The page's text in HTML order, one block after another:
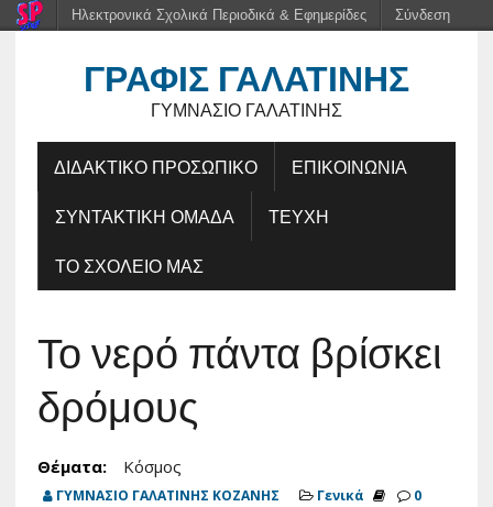
ΓΡΑΦΊΣ ΓΑΛΑΤΙΝΉΣ
ΓΥΜΝΆΣΙΟ ΓΑΛΑΤΙΝΉΣ
ΔΙΔΑΚΤΙΚΟ ΠΡΟΣΩΠΙΚΟ
ΕΠΙΚΟΙΝΩΝΙΑ
ΣΥΝΤΑΚΤΙΚΗ ΟΜΑΔΑ
ΤΕΥΧΗ
ΤΟ ΣΧΟΛΕΙΟ ΜΑΣ
Το νερό πάντα βρίσκει
δρόμους
Θέματα: Κόσμος
ΓΥΜΝΑΣΙΟ ΓΑΛΑΤΙΝΗΣ ΚΟΖΑΝΗΣ Γενικά 0
Ηλεκτρονικά Σχολικά Περιοδικά & Εφημερίδες Σύνδεση